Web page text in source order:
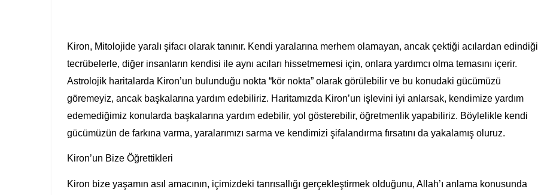
Kiron, Mitolojide yaralı şifacı olarak tanınır. Kendi yaralarına merhem olamayan, ancak çektiği acılardan edindiği
tecrübelerle, diğer insanların kendisi ile aynı acıları hissetmemesi için, onlara yardımcı olma temasını içerir.
Astrolojik haritalarda Kiron’un bulunduğu nokta “kör nokta” olarak görülebilir ve bu konudaki gücümüzü
göremeyiz, ancak başkalarına yardım edebiliriz. Haritamızda Kiron’un işlevini iyi anlarsak, kendimize yardım
edemediğimiz konularda başkalarına yardım edebilir, yol gösterebilir, öğretmenlik yapabiliriz. Böylelikle kendi
gücümüzün de farkına varma, yaralarımızı sarma ve kendimizi şifalandırma fırsatını da yakalamış oluruz.
Kiron’un Bize Öğrettikleri
Kiron bize yaşamın asıl amacının, içimizdeki tanrısallığı gerçekleştirmek olduğunu, Allah’ı anlama konusunda